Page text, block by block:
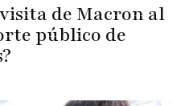
de Macron al
público de